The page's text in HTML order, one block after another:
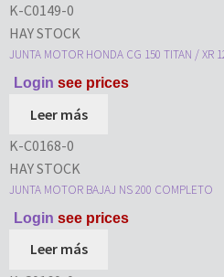
K-C0149-0
HAY STOCK
JUNTA MOTOR HONDA CG 150 TITAN / XR
Login see prices
Leer más
K-C0168-0
HAY STOCK
JUNTA MOTOR BAJAJ NS 200 COMPLETO
Login see prices
Leer más